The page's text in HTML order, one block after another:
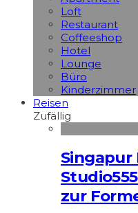
Loft
Restaurant
Coffeeshop
Hotel
Lounge
Büro
Kinderzimmer
Reisen
Zufällig
Singapur
zur